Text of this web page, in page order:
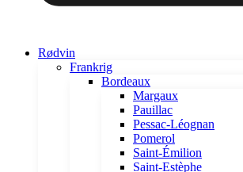
Rødvin
Frankrig
Bordeaux
Margaux
Pauillac
Pessac-Léognan
Pomerol
Saint-Émilion
Saint-Estèphe